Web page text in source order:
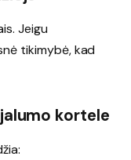
Jeigu
tikimybė, kad
kortele